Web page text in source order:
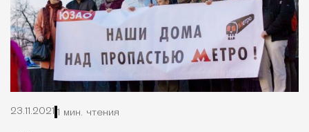
23.11.2021 1 мин. чтения